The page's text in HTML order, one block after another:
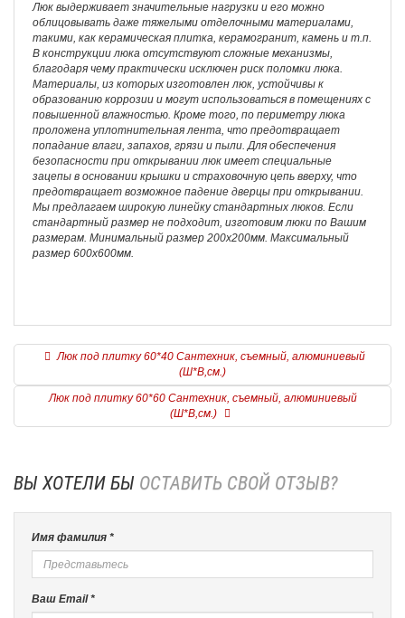
Люк выдерживает значительные нагрузки и его можно
облицовывать даже тяжелыми отделочными материалами,
такими, как керамическая плитка, керамогранит, камень и т.п.
В конструкции люка отсутствуют сложные механизмы,
благодаря чему практически исключен риск поломки люка.
Материалы, из которых изготовлен люк, устойчивы к
образованию коррозии и могут использоваться в помещениях с
повышенной влажностью. Кроме того, по периметру люка
проложена уплотнительная лента, что предотвращает
попадание влаги, запахов, грязи и пыли. Для обеспечения
безопасности при открывании люк имеет специальные
зацепы в основании крышки и страховочную цепь вверху, что
предотвращает возможное падение дверцы при открывании.
Мы предлагаем широкую линейку стандартных люков. Если
стандартный размер не подходит, изготовим люки по Вашим
размерам. Минимальный размер 200х200мм. Максимальный
размер 600х600мм.
Люк под плитку 60*40 Сантехник, съемный, алюминиевый
(Ш*В,см.)
Люк под плитку 60*60 Сантехник, съемный, алюминиевый
(Ш*В,см.)
ВЫ ХОТЕЛИ БЫ ОСТАВИТЬ СВОЙ ОТЗЫВ?
Имя фамилия *
Ваш Email *